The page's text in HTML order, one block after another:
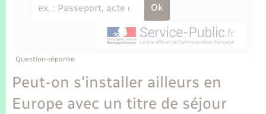
Etat-civil - Papiers - Citoyenneté
Parrainage civil
Loisirs
Transports scolaires
Travaux - Autorisation d’occupation de l’espace
Plan interactif
Question-réponse
Peut-on s'installer ailleurs en
Europe avec un titre de séjour